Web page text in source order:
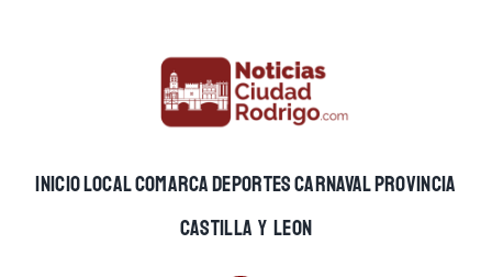
INICIOLOCALCOMARCADEPORTESCARNAVALPROVINCIA
CASTILLA Y LEON